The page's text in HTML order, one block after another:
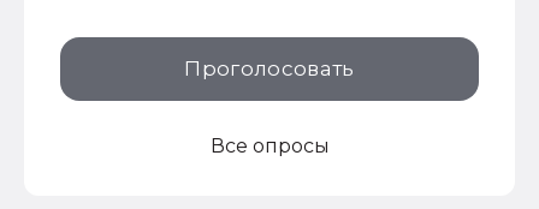
Проголосовать
Все опросы